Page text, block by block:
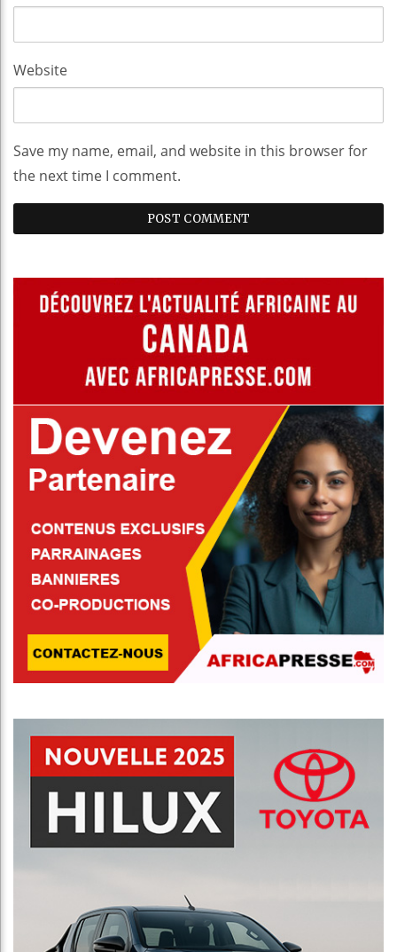
Website
Save my name, email, and website in this browser for
the next time I comment.